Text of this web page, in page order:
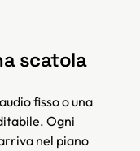
scatola
fisso o una
Ogni
nel piano